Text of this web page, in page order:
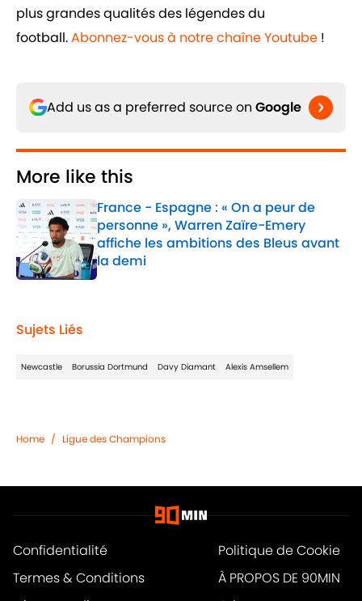
plus grandes qualités des légendes du
football.Abonnez-vous à notre chaîne Youtube !
Add us as a preferred source on Google
More like this
France - Espagne : « On a peur de
personne », Warren Zaïre-Emery
affiche les ambitions des Bleus avant
la demi
Published by on Invalid Date
Sujets Liés
Newcastle Borussia Dortmund Davy Diamant Alexis Amsellem
Home / Ligue des Champions
Confidentialité
Politique de Cookie
Termes & Conditions
À PROPOS DE 90MIN